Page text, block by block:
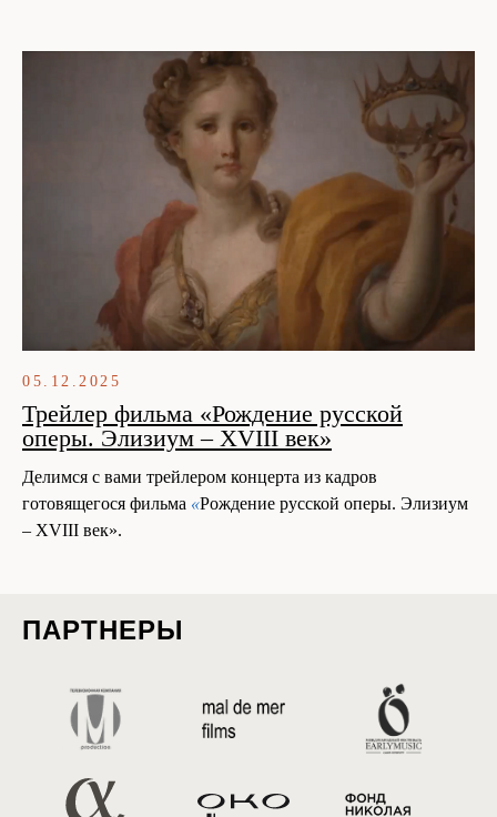
05.12.2025
Трейлер фильма «Рождение русской
оперы. Элизиум – XVIII век»
Делимся с вами трейлером концерта из кадров
готовящегося фильма «Рождение русской оперы. Элизиум
– XVIII век».
ПАРТНЕРЫ